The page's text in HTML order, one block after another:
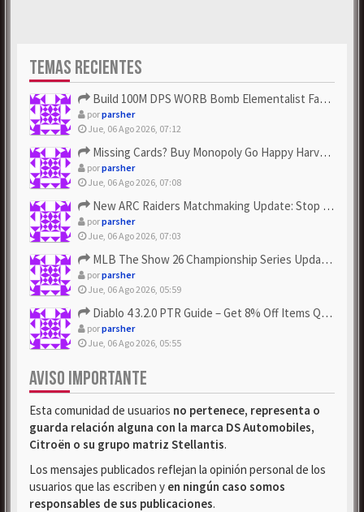
TEMAS RECIENTES
Build 100M DPS WORB Bomb Elementalist Fast - Grab POE Curren...
porparsher
Jue, 06 Ago 2026, 07:12
Missing Cards? Buy Monopoly Go Happy Harvest with Looney Tun...
porparsher
Jue, 06 Ago 2026, 07:08
New ARC Raiders Matchmaking Update: Stop Failed - Grab Bluep...
porparsher
Jue, 06 Ago 2026, 07:03
MLB The Show 26 Championship Series Update! Get Cheap & ...
porparsher
Jue, 06 Ago 2026, 05:59
Diablo 4 3.2.0 PTR Guide – Get 8% Off Items Quickly to Test ...
porparsher
Jue, 06 Ago 2026, 05:55
AVISO IMPORTANTE
Esta comunidad de usuarios no pertenece, representa o
guarda relación alguna con la marca DS Automobiles,
Citroën o su grupo matriz Stellantis.
Los mensajes publicados reflejan la opinión personal de los
usuarios que las escriben y en ningún caso somos
responsables de sus publicaciones.